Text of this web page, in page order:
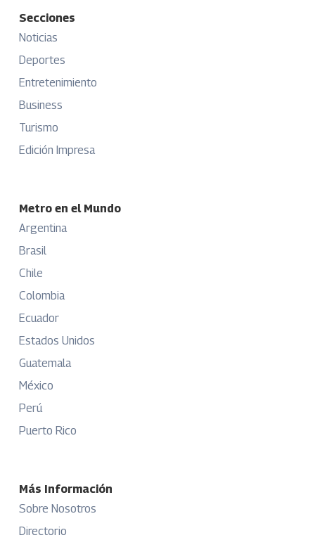
Secciones
Noticias
Deportes
Entretenimiento
Business
Turismo
Edición Impresa
Metro en el Mundo
Argentina
Brasil
Chile
Colombia
Ecuador
Estados Unidos
Guatemala
México
Perú
Puerto Rico
Más Información
Sobre Nosotros
Directorio